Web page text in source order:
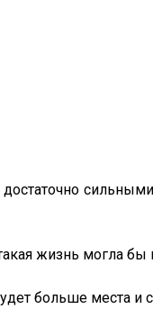
жизнь могла бы
больше места и